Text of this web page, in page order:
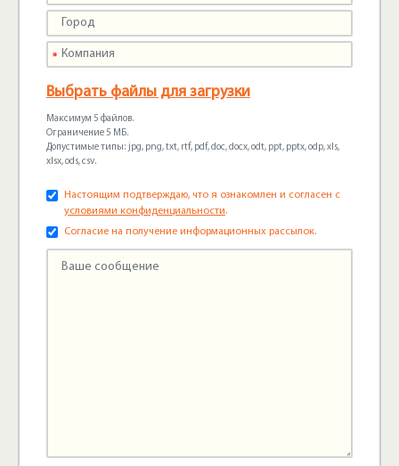
Выбрать файлы для загрузки
Максимум 5 файлов.
Ограничение 5 МБ.
Допустимые типы: jpg, png, txt, rtf, pdf, doc, docx, odt, ppt, pptx, odp, xls,
xlsx, ods, csv.
Настоящим подтверждаю, что я ознакомлен и согласен с
условиями конфиденциальности.
Согласие на получение информационных рассылок.